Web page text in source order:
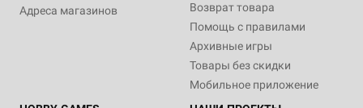
Адреса магазинов
Возврат товара
Помощь с правилами
Архивные игры
Товары без скидки
Мобильное приложение